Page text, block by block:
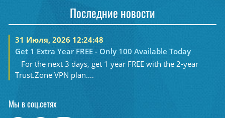
Последние новости
31 Июля, 2026 12:24:48
Get 1 Extra Year FREE - Only 100 Available Today
For the next 3 days, get 1 year FREE with the 2-year
Trust.Zone VPN plan....
Мы в соц.сетях